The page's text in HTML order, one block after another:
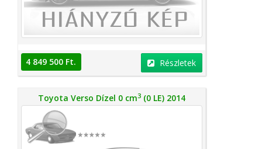
4 849 500 Ft. Részletek
Toyota Verso Dízel 0 cm3 (0 LE) 2014